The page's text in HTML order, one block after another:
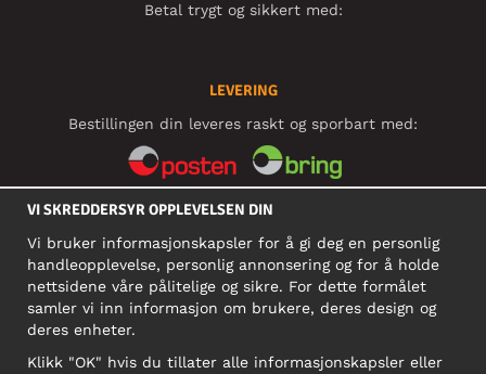
Betal trygt og sikkert med:
LEVERING
Bestillingen din leveres raskt og sporbart med:
SOSIALE MEDIER
BEDRIFT
911 891 581 MVA
VI SKREDDERSYR OPPLEVELSEN DIN
Vi bruker informasjonskapsler for å gi deg en personlig
handleopplevelse, personlig annonsering og for å holde
nettsidene våre pålitelige og sikre. For dette formålet
samler vi inn informasjon om brukere, deres design og
deres enheter.
Klikk "OK" hvis du tillater alle informasjonskapsler eller